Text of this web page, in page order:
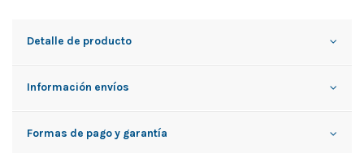
Detalle de producto
Información envíos
Formas de pago y garantía